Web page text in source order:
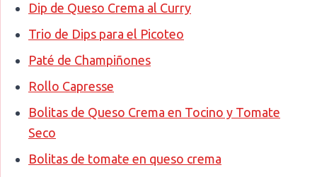
Dip de Queso Crema al Curry
Trio de Dips para el Picoteo
Paté de Champiñones
Rollo Capresse
Bolitas de Queso Crema en Tocino y Tomate
Seco
Bolitas de tomate en queso crema